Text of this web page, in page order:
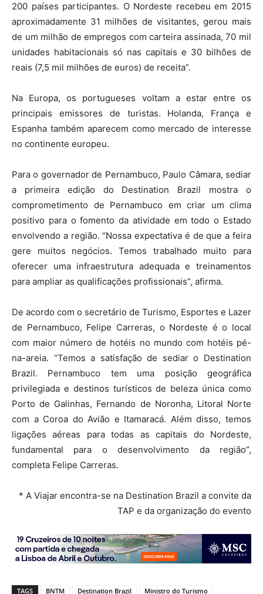
200 países participantes. O Nordeste recebeu em 2015
aproximadamente 31 milhões de visitantes, gerou mais
de um milhão de empregos com carteira assinada, 70 mil
unidades habitacionais só nas capitais e 30 bilhões de
reais (7,5 mil milhões de euros) de receita”.
Na Europa, os portugueses voltam a estar entre os
principais emissores de turistas. Holanda, França e
Espanha também aparecem como mercado de interesse
no continente europeu.
Para o governador de Pernambuco, Paulo Câmara, sediar
a primeira edição do Destination Brazil mostra o
comprometimento de Pernambuco em criar um clima
positivo para o fomento da atividade em todo o Estado
envolvendo a região. “Nossa expectativa é de que a feira
gere muitos negócios. Temos trabalhado muito para
oferecer uma infraestrutura adequada e treinamentos
para ampliar as qualificações profissionais”, afirma.
De acordo com o secretário de Turismo, Esportes e Lazer
de Pernambuco, Felipe Carreras, o Nordeste é o local
com maior número de hotéis no mundo com hotéis pé-
na-areia. “Temos a satisfação de sediar o Destination
Brazil. Pernambuco tem uma posição geográfica
privilegiada e destinos turísticos de beleza única como
Porto de Galinhas, Fernando de Noronha, Litoral Norte
com a Coroa do Avião e Itamaracá. Além disso, temos
ligações aéreas para todas as capitais do Nordeste,
fundamental para o desenvolvimento da região”,
completa Felipe Carreras.
* A Viajar encontra-se na Destination Brazil a convite da
TAP e da organização do evento
TAGS BNTM Destination Brazil Ministro do Turismo